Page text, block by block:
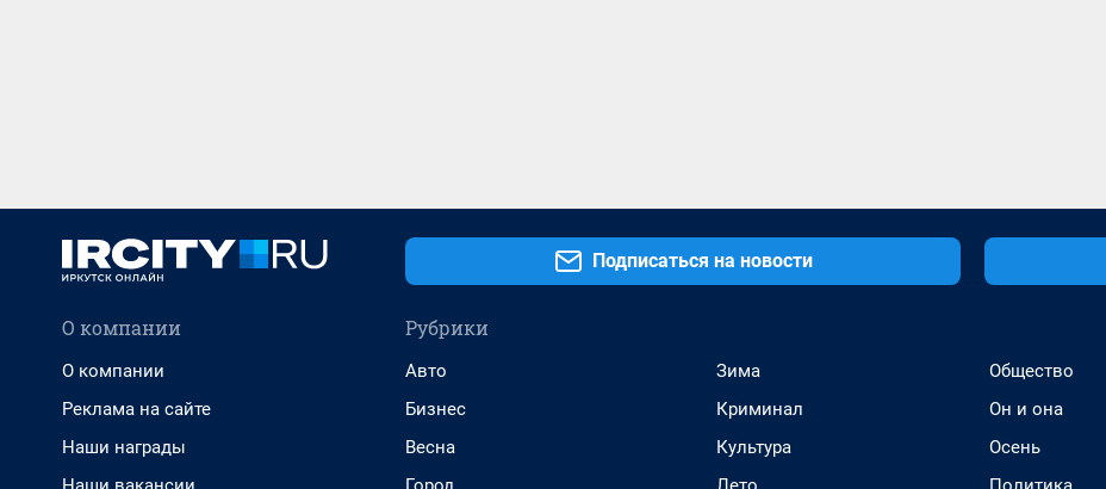
Подписаться на новости
О компании
О компании
Реклама на сайте
Наши награды
Рубрики
Авто
Бизнес
Весна
Зима
Криминал
Культура
Общество
Он и она
Осень